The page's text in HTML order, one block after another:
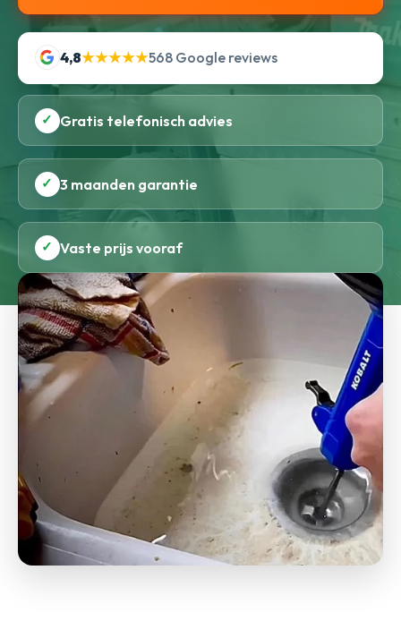
4,8★★★★★568 Google reviews
✓ Gratis telefonisch advies
✓ 3 maanden garantie
✓ Vaste prijs vooraf